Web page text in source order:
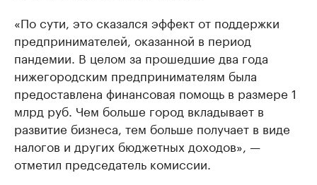
«По сути, это сказался эффект от поддержки
предпринимателей, оказанной в период
пандемии. В целом за прошедшие два года
нижегородским предпринимателям была
предоставлена финансовая помощь в размере 1
млрд руб. Чем больше город вкладывает в
развитие бизнеса, тем больше получает в виде
налогов и других бюджетных доходов», —
отметил председатель комиссии.